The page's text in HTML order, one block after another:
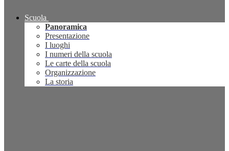
Scuola
Panoramica
Presentazione
I luoghi
I numeri della scuola
Le carte della scuola
Organizzazione
La storia